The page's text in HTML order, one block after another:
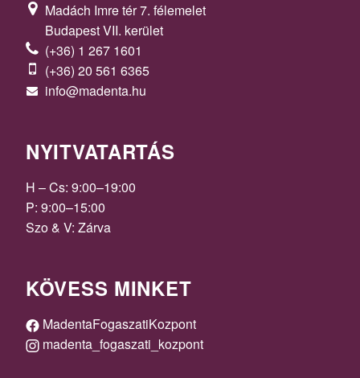
Madách Imre tér 7. félemelet
Budapest VII. kerület
(+36) 1 267 1601
(+36) 20 561 6365
info@madenta.hu
NYITVATARTÁS
H – Cs: 9:00–19:00
P: 9:00–15:00
Szo & V: Zárva
KÖVESS MINKET
MadentaFogaszatiKozpont
madenta_fogaszati_kozpont